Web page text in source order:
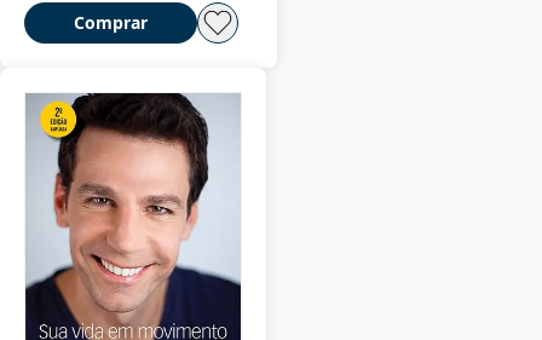
Comprar